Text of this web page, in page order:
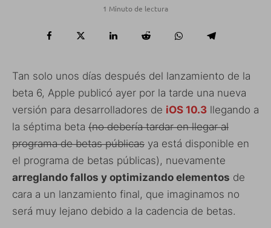
1 Minuto de lectura
Tan solo unos días después del lanzamiento de la
beta 6, Apple publicó ayer por la tarde una nueva
versión para desarrolladores de iOS 10.3 llegando a
la séptima beta (no debería tardar en llegar al
programa de betas públicas ya está disponible en
el programa de betas públicas), nuevamente
arreglando fallos y optimizando elementos de
cara a un lanzamiento final, que imaginamos no
será muy lejano debido a la cadencia de betas.